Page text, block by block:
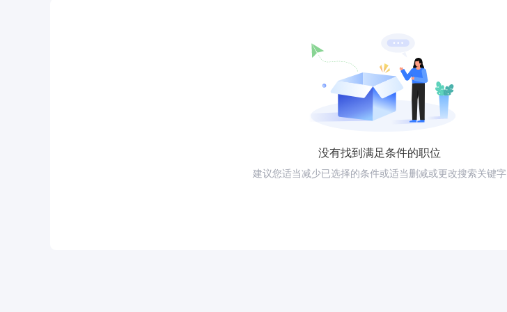
没有找到满足条件的职位
建议您适当减少已选择的条件或适当删减或更改搜索关键字